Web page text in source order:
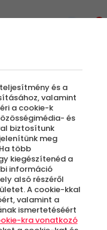
és a
valamint
a cookie-k
és
biztosítunk
meg
több
kiegészítenéd a
információ
alsó részéről
A cookie-kkal
valamint a
ismertetéséért
kra vonatkozó